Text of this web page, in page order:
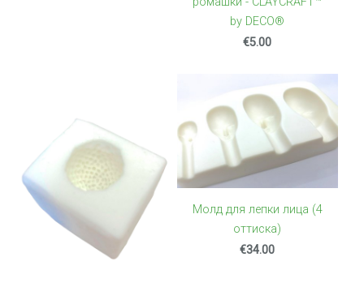
by DECO®
€5.00
Молд для лепки лица (4
оттиска)
€34.00